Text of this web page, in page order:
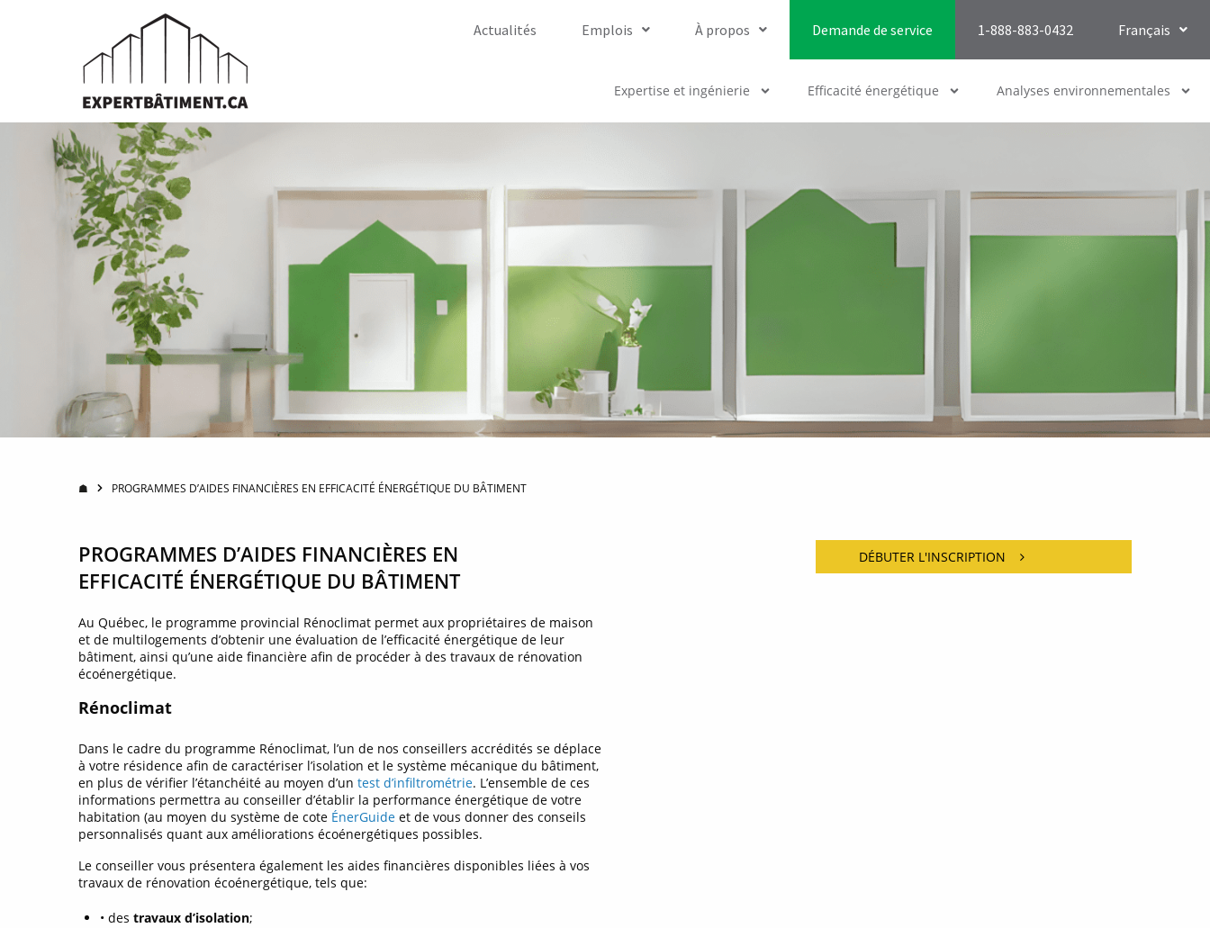
Actualités Emplois À propos Demande de service 1-888-883-0432 Français
Expertise et ingénierie Efficacité énergétique Analyses environnementales
☗ PROGRAMMES D’AIDES FINANCIÈRES EN EFFICACITÉ ÉNERGÉTIQUE DU BÂTIMENT
PROGRAMMES D’AIDES FINANCIÈRES EN
EFFICACITÉ ÉNERGÉTIQUE DU BÂTIMENT
Au Québec, le programme provincial Rénoclimat permet aux propriétaires de maison
et de multilogements d’obtenir une évaluation de l’efficacité énergétique de leur
bâtiment, ainsi qu’une aide financière afin de procéder à des travaux de rénovation
écoénergétique.
Rénoclimat
Dans le cadre du programme Rénoclimat, l’un de nos conseillers accrédités se déplace
à votre résidence afin de caractériser l’isolation et le système mécanique du bâtiment,
en plus de vérifier l’étanchéité au moyen d’un test d’infiltrométrie. L’ensemble de ces
informations permettra au conseiller d’établir la performance énergétique de votre
habitation (au moyen du système de cote ÉnerGuide et de vous donner des conseils
personnalisés quant aux améliorations écoénergétiques possibles.
Le conseiller vous présentera également les aides financières disponibles liées à vos
travaux de rénovation écoénergétique, tels que:
• des travaux d’isolation;
DÉBUTER L'INSCRIPTION